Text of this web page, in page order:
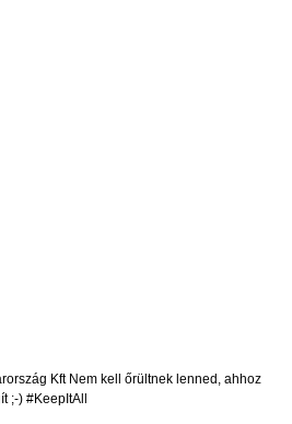
Kft Nem kell őrültnek lenned, ahhoz
;-) #KeepItAll